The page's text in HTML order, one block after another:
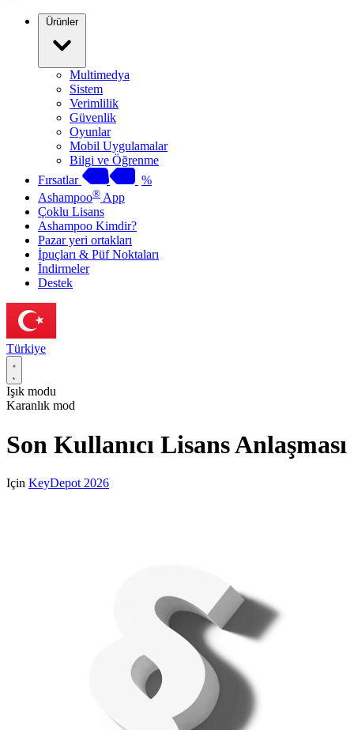
Ürünler
Multimedya
Sistem
Verimlilik
Güvenlik
Oyunlar
Mobil Uygulamalar
Bilgi ve Öğrenme
Fırsatlar
%
Ashampoo® App
Çoklu Lisans
Ashampoo Kimdir?
Pazar yeri ortakları
İpuçları & Püf Noktaları
İndirmeler
Destek
Türkiye
Işık modu
Karanlık mod
Son Kullanıcı Lisans Anlaşması
Için KeyDepot 2026